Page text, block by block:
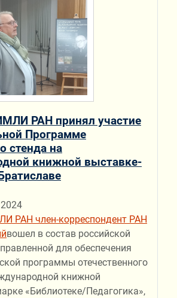
РАН принял участие
Программе
стенда на
книжной выставке-
РАН член-корреспондент РАН
вошел в состав российской
для обеспечения
программы отечественного
книжной
«Библиотеке/Педагогика»,